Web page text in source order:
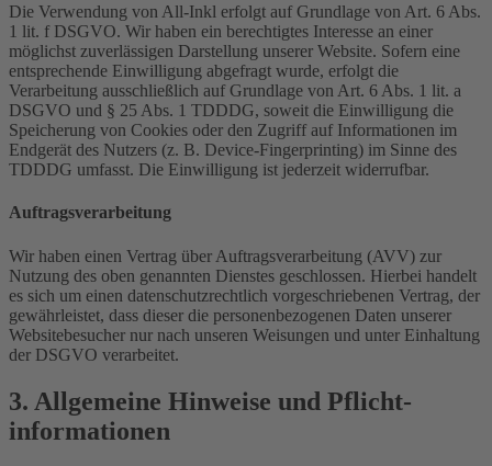
Die Verwendung von All-Inkl erfolgt auf Grundlage von Art. 6 Abs.
1 lit. f DSGVO. Wir haben ein berechtigtes Interesse an einer
möglichst zuverlässigen Darstellung unserer Website. Sofern eine
entsprechende Einwilligung abgefragt wurde, erfolgt die
Verarbeitung ausschließlich auf Grundlage von Art. 6 Abs. 1 lit. a
DSGVO und § 25 Abs. 1 TDDDG, soweit die Einwilligung die
Speicherung von Cookies oder den Zugriff auf Informationen im
Endgerät des Nutzers (z. B. Device-Fingerprinting) im Sinne des
TDDDG umfasst. Die Einwilligung ist jederzeit widerrufbar.
Auftragsverarbeitung
Wir haben einen Vertrag über Auftragsverarbeitung (AVV) zur
Nutzung des oben genannten Dienstes geschlossen. Hierbei handelt
es sich um einen datenschutzrechtlich vorgeschriebenen Vertrag, der
gewährleistet, dass dieser die personenbezogenen Daten unserer
Websitebesucher nur nach unseren Weisungen und unter Einhaltung
der DSGVO verarbeitet.
3. Allgemeine Hinweise und Pflicht­
informationen